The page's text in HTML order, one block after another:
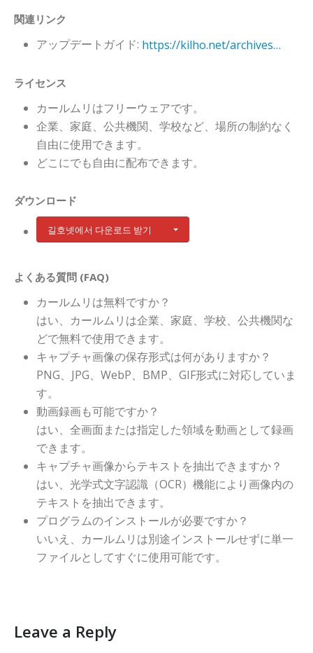
関連リンク
アップデートガイド: https://kilho.net/archives/notice/2940
ライセンス
カールムリはフリーウェアです。
企業、家庭、公共機関、学校など、場所の制約なく
自由に使用できます。
どこにでも自由に配布できます。
ダウンロード
길호넷에서 다운로드 받기
よくある質問 (FAQ)
カールムリは無料ですか？
はい、カールムリは企業、家庭、学校、公共機関な
どで無料で使用できます。
キャプチャ画像の保存形式は何がありますか？
PNG、JPG、WebP、BMP、GIF形式に対応していま
す。
動画録画も可能ですか？
はい、全画面または指定した領域を動画として録画
できます。
キャプチャ画像からテキストを抽出できますか？
はい、光学式文字認識（OCR）機能により画像内の
テキストを抽出できます。
プログラムのインストールが必要ですか？
いいえ、カールムリは別途インストールせずに単一
ファイルとしてすぐに使用可能です。
Leave a Reply